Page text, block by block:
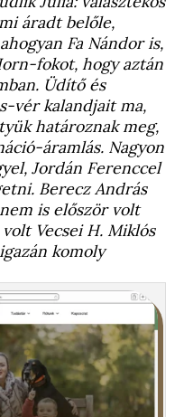
áradt belőle,
Fa Nándor is,
fokot, hogy aztán
Üdítő és
vér kalandjait ma,
határoznak meg,
áramlás. Nagyon
Jordán Ferenccel
Berecz András
is először volt
Vecsei H. Miklós
komoly